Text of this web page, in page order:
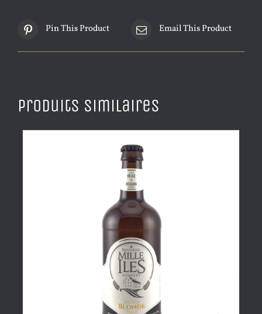
Pin This Product Email This Product
Produits similaires